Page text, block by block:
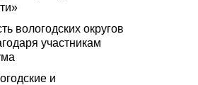
вологодских округов
участникам
и